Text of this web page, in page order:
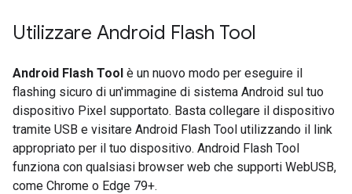
Utilizzare Android Flash Tool
Android Flash Tool è un nuovo modo per eseguire il
flashing sicuro di un'immagine di sistema Android sul tuo
dispositivo Pixel supportato. Basta collegare il dispositivo
tramite USB e visitare Android Flash Tool utilizzando il link
appropriato per il tuo dispositivo. Android Flash Tool
funziona con qualsiasi browser web che supporti WebUSB,
come Chrome o Edge 79+.